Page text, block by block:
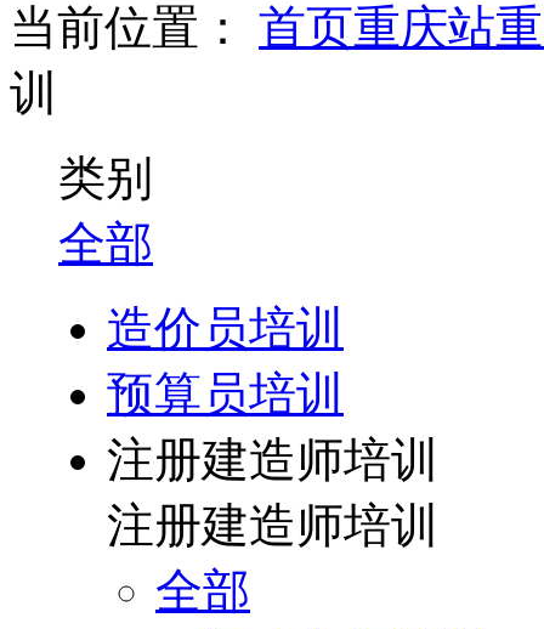
当前位置： 首页重庆站
训
类别
全部
造价员培训
预算员培训
注册建造师培训
注册建造师培训
全部